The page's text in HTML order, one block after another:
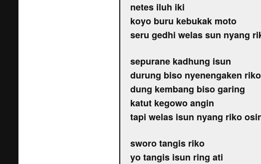
netes iluh iki
koyo buru kebukak moto
seru gedhi welas sun nyang
sepurane kadhung isun
durung biso nyenengaken riko
dung kembang biso garing
katut kegowo angin
tapi welas isun nyang riko
sworo tangis riko
yo tangis isun ring ati